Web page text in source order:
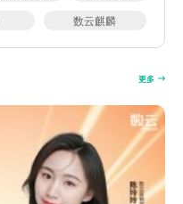
数云麒麟
更多